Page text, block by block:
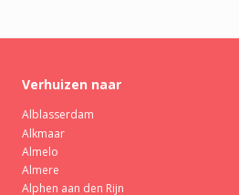
Verhuizen naar
Alblasserdam
Alkmaar
Almelo
Almere
Alphen aan den Rijn